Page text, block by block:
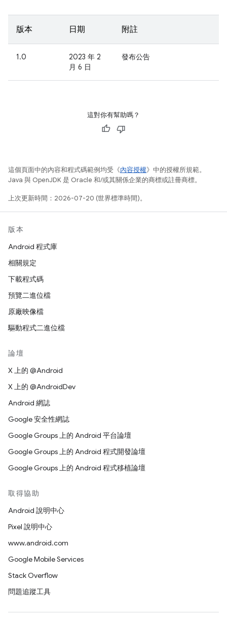
版本 日期 附註
1.0
2023 年 2
月 6 日
發布公告
這對你有幫助嗎？
這個頁面中的內容和程式碼範例均受《內容授權》中的授權所規範。
Java 與 OpenJDK 是 Oracle 和/或其關係企業的商標或註冊商標。
上次更新時間：2026-07-20 (世界標準時間)。
版本
Android 程式庫
相關規定
下載程式碼
預覽二進位檔
原廠映像檔
驅動程式二進位檔
論壇
X 上的 @Android
X 上的 @AndroidDev
Android 網誌
Google 安全性網誌
Google Groups 上的 Android 平台論壇
Google Groups 上的 Android 程式開發論壇
Google Groups 上的 Android 程式移植論壇
取得協助
Android 說明中心
Pixel 說明中心
www.android.com
Google Mobile Services
Stack Overflow
問題追蹤工具